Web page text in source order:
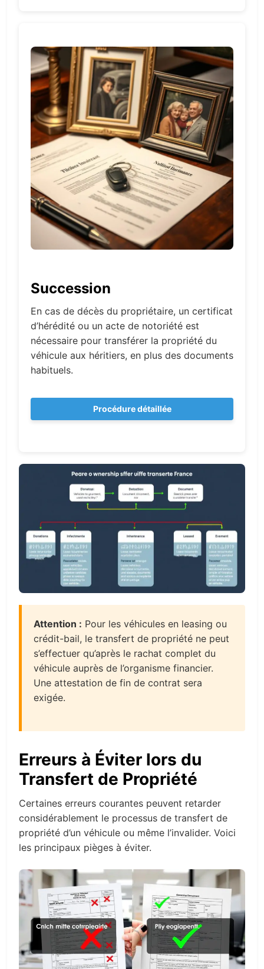
Succession
En cas de décès du propriétaire, un certificat
d’hérédité ou un acte de notoriété est
nécessaire pour transférer la propriété du
véhicule aux héritiers, en plus des documents
habituels.
Procédure détaillée
Attention : Pour les véhicules en leasing ou
crédit-bail, le transfert de propriété ne peut
s’effectuer qu’après le rachat complet du
véhicule auprès de l’organisme financier.
Une attestation de fin de contrat sera
exigée.
Erreurs à Éviter lors du
Transfert de Propriété
Certaines erreurs courantes peuvent retarder
considérablement le processus de transfert de
propriété d’un véhicule ou même l’invalider. Voici
les principaux pièges à éviter.